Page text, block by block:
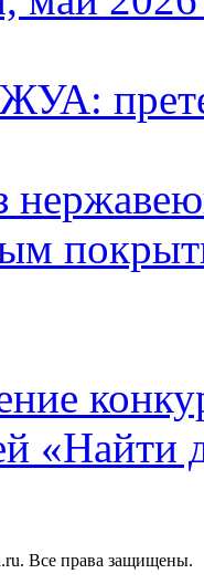
«Найти
Все права защищены.